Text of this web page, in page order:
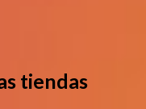
tiendas